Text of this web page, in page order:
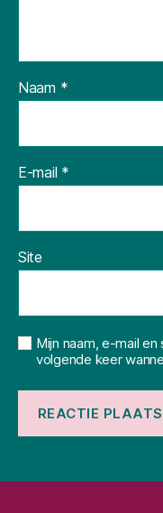
Naam *
E-mail *
Site
Mijn naam, e-mail
volgende keer